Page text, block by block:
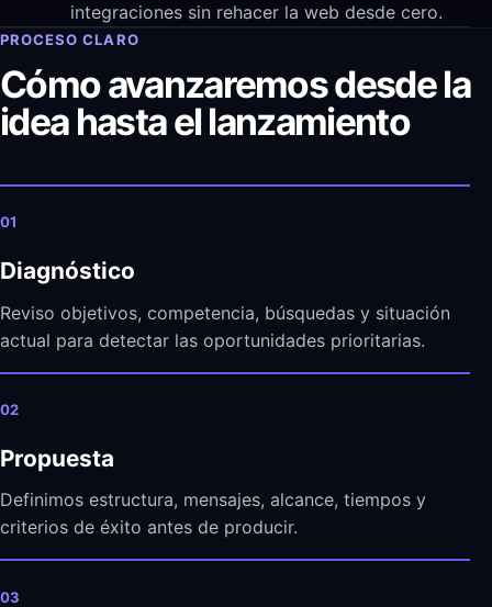
integraciones sin rehacer la web desde cero.
PROCESO CLARO
Cómo avanzaremos desde la
idea hasta el lanzamiento
01
Diagnóstico
Reviso objetivos, competencia, búsquedas y situación
actual para detectar las oportunidades prioritarias.
02
Propuesta
Definimos estructura, mensajes, alcance, tiempos y
criterios de éxito antes de producir.
03